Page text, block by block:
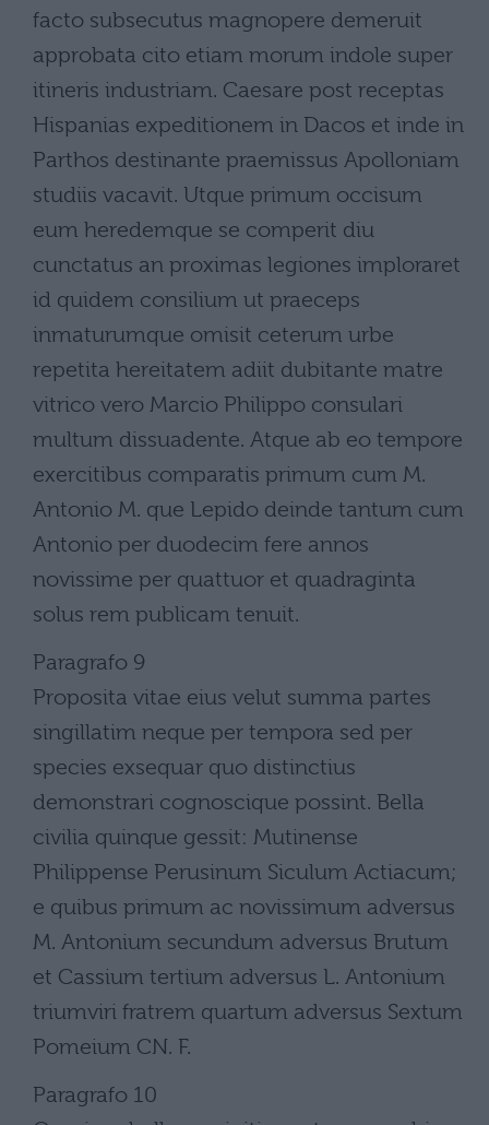
facto subsecutus magnopere demeruit
approbata cito etiam morum indole super
itineris industriam. Caesare post receptas
Hispanias expeditionem in Dacos et inde in
Parthos destinante praemissus Apolloniam
studiis vacavit. Utque primum occisum
eum heredemque se comperit diu
cunctatus an proximas legiones imploraret
id quidem consilium ut praeceps
inmaturumque omisit ceterum urbe
repetita hereitatem adiit dubitante matre
vitrico vero Marcio Philippo consulari
multum dissuadente. Atque ab eo tempore
exercitibus comparatis primum cum M.
Antonio M. que Lepido deinde tantum cum
Antonio per duodecim fere annos
novissime per quattuor et quadraginta
solus rem publicam tenuit.
Paragrafo 9
Proposita vitae eius velut summa partes
singillatim neque per tempora sed per
species exsequar quo distinctius
demonstrari cognoscique possint. Bella
civilia quinque gessit: Mutinense
Philippense Perusinum Siculum Actiacum;
e quibus primum ac novissimum adversus
M. Antonium secundum adversus Brutum
et Cassium tertium adversus L. Antonium
triumviri fratrem quartum adversus Sextum
Pomeium CN. F.
Paragrafo 10